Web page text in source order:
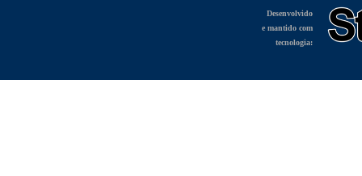
Desenvolvido
e mantido com
tecnologia: